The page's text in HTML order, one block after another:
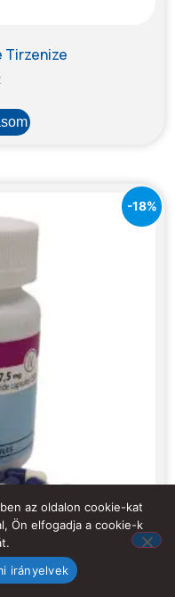
Tirzenize
-18%
az oldalon cookie-kat
Ön elfogadja a cookie-k
irányelvek